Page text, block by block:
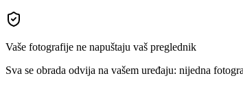
Vaše fotografije ne napuštaju vaš preglednik
Sva se obrada odvija na vašem uređaju: nijedna